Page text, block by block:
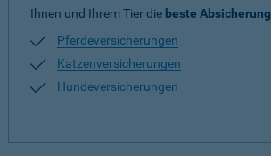
Ihnen und Ihrem Tier die beste Absicherung
Pferdeversicherungen
Katzenversicherungen
Hundeversicherungen